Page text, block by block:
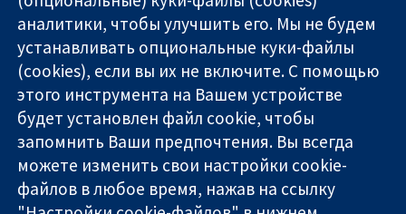
Надёжные
доказательства
Информированные
решения
Во благо
здоровья
11-13 Cavendish
Square
London
W1G 0AN
United Kingdom
Связаться с
нами
Новости
Пресс-
служба
О нас
Работа
Cochrane
Library
аналитики, чтобы улучшить его. Мы не будем
устанавливать опциональные куки-файлы
(cookies), если вы их не включите. С помощью
этого инструмента на Вашем устройстве
будет установлен файл cookie, чтобы
запомнить Ваши предпочтения. Вы всегда
можете изменить свои настройки cookie-
файлов в любое время, нажав на ссылку